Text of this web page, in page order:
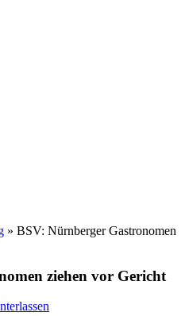
» BSV: Nürnberger Gastronomen
ziehen vor Gericht